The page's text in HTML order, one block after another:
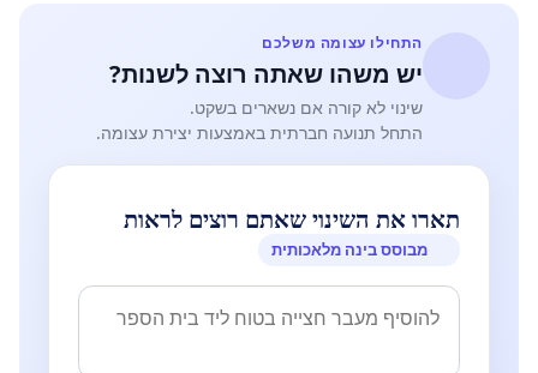
התחילו עצומה משלכם
יש משהו שאתה רוצה לשנות?
שינוי לא קורה אם נשארים בשקט.
התחל תנועה חברתית באמצעות יצירת עצומה.
תארו את השינוי שאתם רוצים לראות
מבוסס בינה מלאכותית